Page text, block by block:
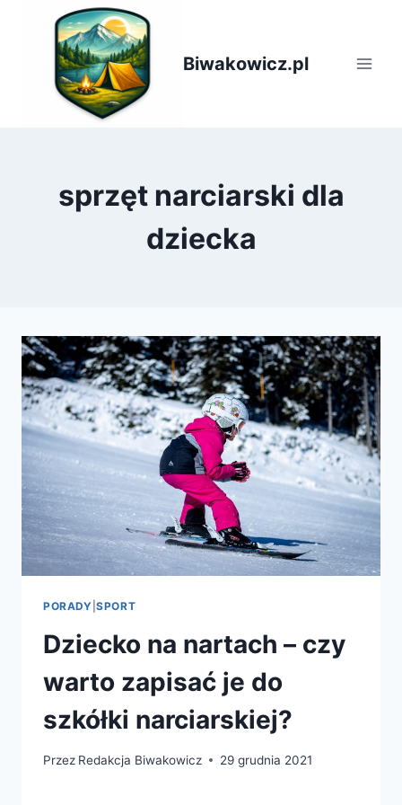
Biwakowicz.pl
sprzęt narciarski dla
dziecka
PORADY |SPORT
Dziecko na nartach – czy
warto zapisać je do
szkółki narciarskiej?
Przez Redakcja Biwakowicz 29 grudnia 2021